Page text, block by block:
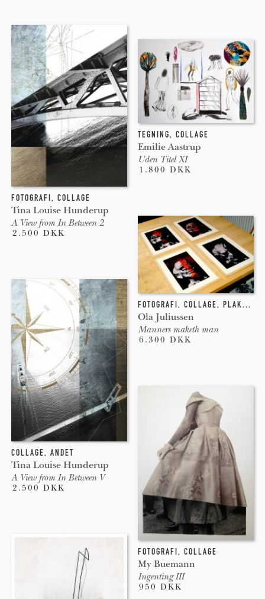
FOTOGRAFI, COLLAGE
Tina Louise Hunderup
A View from In Between 2
2.500 DKK
COLLAGE, ANDET
Tina Louise Hunderup
A View from In Between V
2.500 DKK
TEGNING, COLLAGE
Emilie Aastrup
Uden Titel XI
1.800 DKK
FOTOGRAFI, COLLAGE, PLAKATER
Ola Juliussen
Manners maketh man
6.300 DKK
FOTOGRAFI, COLLAGE
My Buemann
Ingenting III
950 DKK